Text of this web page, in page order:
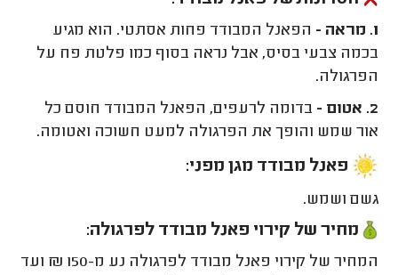
1. מראה -
הפאנל המבודד פחות אסתטי. הוא מגיע
בכמה צבעי בסיס, אבל נראה בסוף כמו פלטת פח על
הפרגולה.
2. אטום -
בדומה לרעפים, הפאנל המבודד חוסם כל
אור שמש והופך את הפרגולה למעט חשוכה ואטומה.
פאנל מבודד מגן מפני:
גשם ושמש.
מחיר של קירוי פאנל מבודד לפרגולה:
המחיר של קירוי פאנל מבודד לפרגולה נע מ-150 ₪ ועד